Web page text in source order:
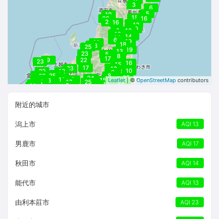
14
13
21
14
17
23
25 17
10
13
22
6
6
25
5
22
26
12
8
9
16
15
11
21
10
13
19
6
8
6
23
27
10
5
23
23
15
3
17
25
8
16
13
10
13 9
22
3 12
12
19
11
--
25
12
25
13
15
9
26
--
10
13
27
17
13
17
16
--
24
23
26 6
19
16
23
16
25
25
18
10
Leaflet | ©OpenStreetMap contributors
附近的城市
潟上市 AQI 13
男鹿市 AQI 17
秋田市 AQI 14
能代市 AQI 13
由利本莊市 AQI 23